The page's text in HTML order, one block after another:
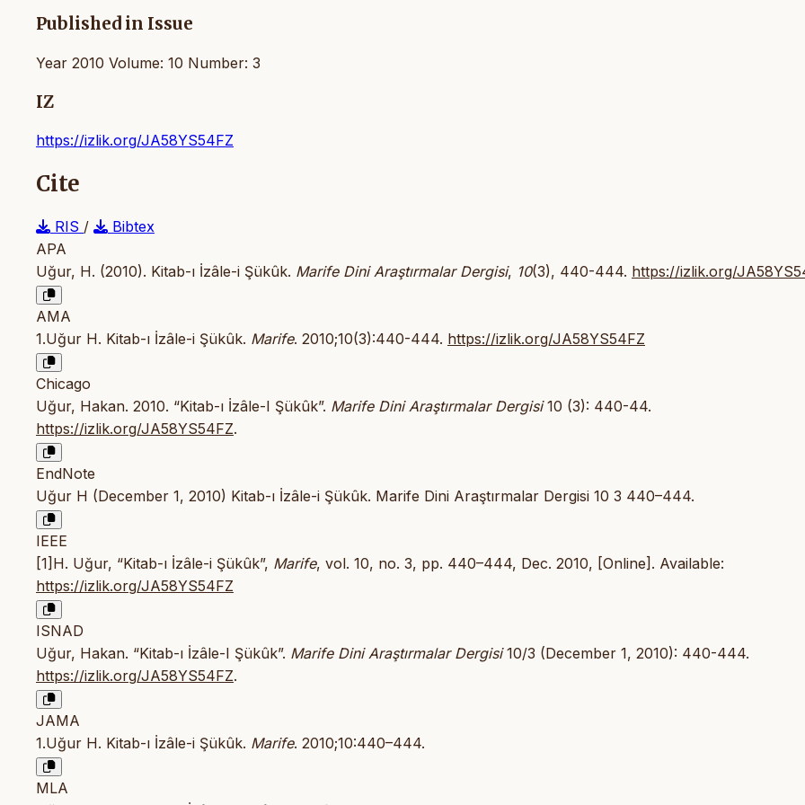
Published in Issue
Year 2010 Volume: 10 Number: 3
IZ
https://izlik.org/JA58YS54FZ
Cite
RIS /
Bibtex
APA
Uğur, H. (2010). Kitab-ı İzâle-i Şükûk. Marife Dini Araştırmalar Dergisi, 10(3), 440-444. https://izlik.org/
AMA
1.Uğur H. Kitab-ı İzâle-i Şükûk. Marife. 2010;10(3):440-444. https://izlik.org/JA58YS54FZ
Chicago
Uğur, Hakan. 2010. “Kitab-ı İzâle-I Şükûk”. Marife Dini Araştırmalar Dergisi10 (3): 440-44.
https://izlik.org/JA58YS54FZ.
EndNote
Uğur H (December 1, 2010) Kitab-ı İzâle-i Şükûk. Marife Dini Araştırmalar Dergisi 10 3 440–444.
IEEE
[1]H. Uğur, “Kitab-ı İzâle-i Şükûk”, Marife, vol. 10, no. 3, pp. 440–444, Dec. 2010, [Online]. Available:
https://izlik.org/JA58YS54FZ
ISNAD
Uğur, Hakan. “Kitab-ı İzâle-I Şükûk”. Marife Dini Araştırmalar Dergisi10/3 (December 1, 2010): 440-444.
https://izlik.org/JA58YS54FZ.
JAMA
1.Uğur H. Kitab-ı İzâle-i Şükûk. Marife. 2010;10:440–444.
MLA